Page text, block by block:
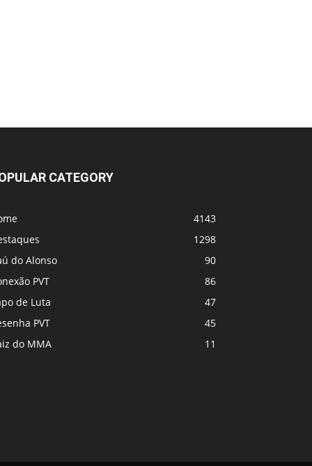
CATEGORY
4143
1298
do Alonso
90
PVT
86
de Luta
47
PVT
45
do MMA
11